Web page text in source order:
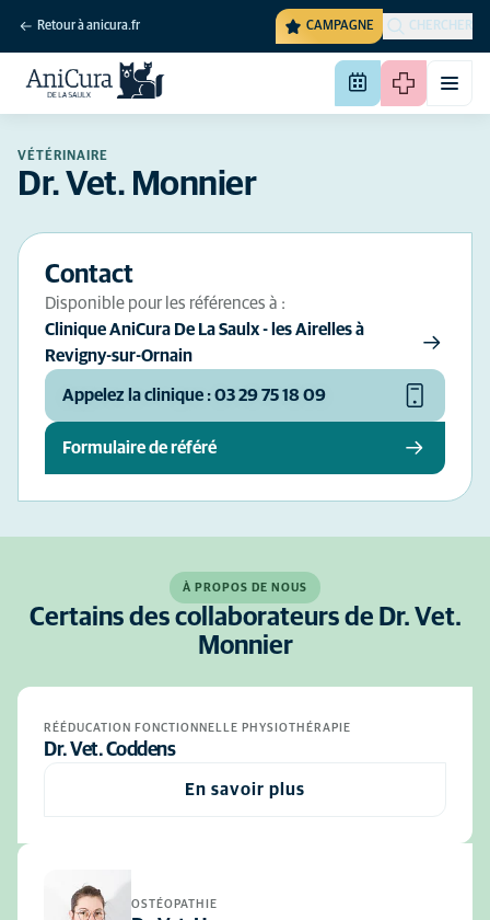
Retour à anicura.fr CAMPAGNE CHERCHER
VÉTÉRINAIRE
Dr. Vet. Monnier
Contact
Disponible pour les références à :
Clinique AniCura De La Saulx - les Airelles à
Revigny-sur-Ornain
Appelez la clinique : 03 29 75 18 09
Formulaire de référé
À PROPOS DE NOUS
Certains des collaborateurs de Dr. Vet.
Monnier
RÉÉDUCATION FONCTIONNELLE PHYSIOTHÉRAPIE
Dr. Vet. Coddens
En savoir plus
OSTÉOPATHIE